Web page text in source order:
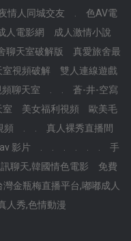
情人同城交友
色AV電
人電影網
成人激情小說
聊天室破解版
真愛旅舍最
視頻破解
雙人連線遊戲
聊天室
蒼-井-空寫
室 美女福利視頻
歐美毛
頻
真人裸秀直播間
影片
手
聊天,韓國情色電影
免費
灣金瓶梅直播平台,嘟嘟成人
人秀,色情動漫